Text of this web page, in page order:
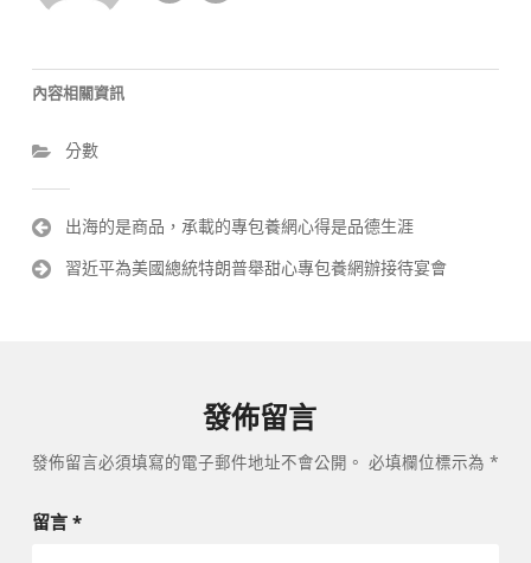
內容相關資訊
分數
文
導
出海的是商品，承載的專包養網心得是品德生涯
習近平為美國總統特朗普舉甜心專包養網辦接待宴會
發佈留言
發佈留言必須填寫的電子郵件地址不會公開。 必填欄位標示為 *
留言 *